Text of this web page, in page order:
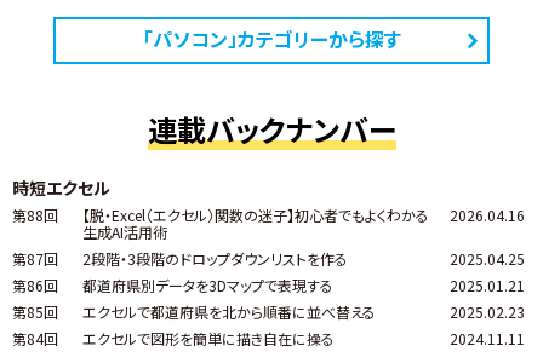
「パソコン」カテゴリーから探す
連載バックナンバー
時短エクセル
第88回
【脱・Excel（エクセル）関数の迷子】初心者でもよくわかる
生成AI活用術
2026.04.16
第87回 2段階・3段階のドロップダウンリストを作る
2025.04.25
第86回
都道府県別データを3Dマップで表現する
2025.01.21
第85回
エクセルで都道府県を北から順番に並べ替える
2025.02.23
第84回
エクセルで図形を簡単に描き自在に操る
2024.11.11